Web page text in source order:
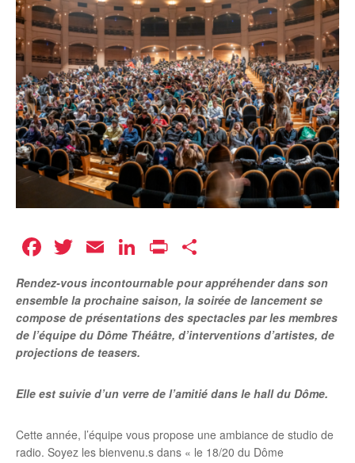
Facebook
Twitter
EmailLinkedIn
Print
Rendez-vous incontournable pour appréhender dans son
ensemble la prochaine saison, la soirée de lancement se
compose de présentations des spectacles par les membres
de l’équipe du Dôme Théâtre, d’interventions d’artistes, de
projections de teasers.
Elle est suivie d’un verre de l’amitié dans le hall du Dôme.
Cette année, l’équipe vous propose une ambiance de studio de
radio. Soyez les bienvenu.s dans « le 18/20 du Dôme